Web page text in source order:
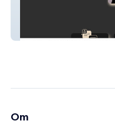
Site professionel
Om